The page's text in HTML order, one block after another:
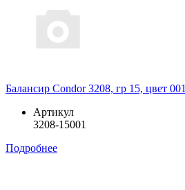
Балансир Condor 3208, гр 15, цвет 001
Артикул
3208-15001
Подробнее